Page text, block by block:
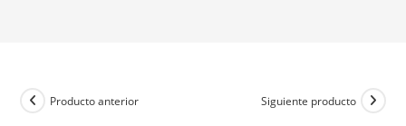
Producto anterior Siguiente producto